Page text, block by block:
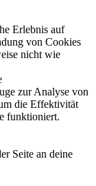
Erlebnis auf
von Cookies
nicht wie
zur Analyse von
die Effektivität
funktioniert.
Seite an deine